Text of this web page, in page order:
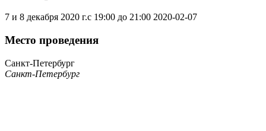
7 и 8 декабря 2020 г.с 19:00 до 21:00 2020-02-07
Место проведения
Санкт-Петербург
Санкт-Петербург